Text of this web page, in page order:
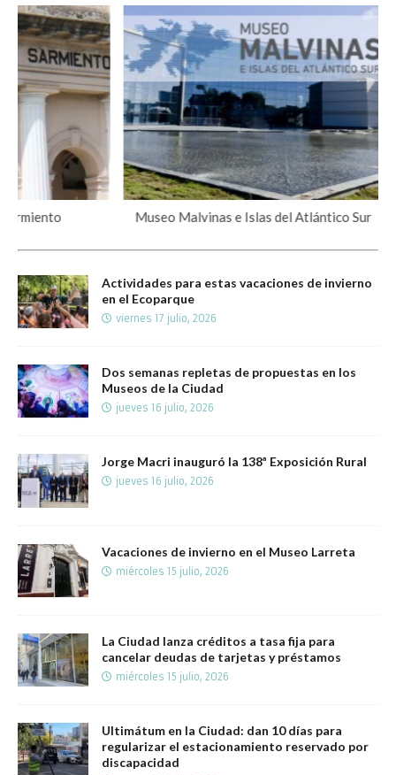
Malvinas e Islas del Atlántico Sur Museo Casa
Actividades para estas vacaciones de invierno
en el Ecoparque
viernes 17 julio, 2026
Dos semanas repletas de propuestas en los
Museos de la Ciudad
jueves 16 julio, 2026
Jorge Macri inauguró la 138ª Exposición Rural
jueves 16 julio, 2026
Vacaciones de invierno en el Museo Larreta
miércoles 15 julio, 2026
La Ciudad lanza créditos a tasa fija para
cancelar deudas de tarjetas y préstamos
miércoles 15 julio, 2026
Ultimátum en la Ciudad: dan 10 días para
regularizar el estacionamiento reservado por
discapacidad